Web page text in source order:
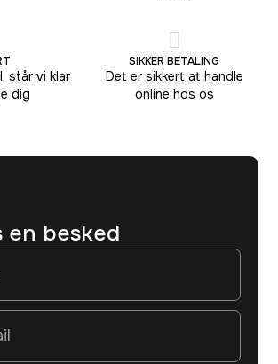
står vi klar
dig
SIKKER BETALING
Det er sikkert at handle
online hos os
en besked